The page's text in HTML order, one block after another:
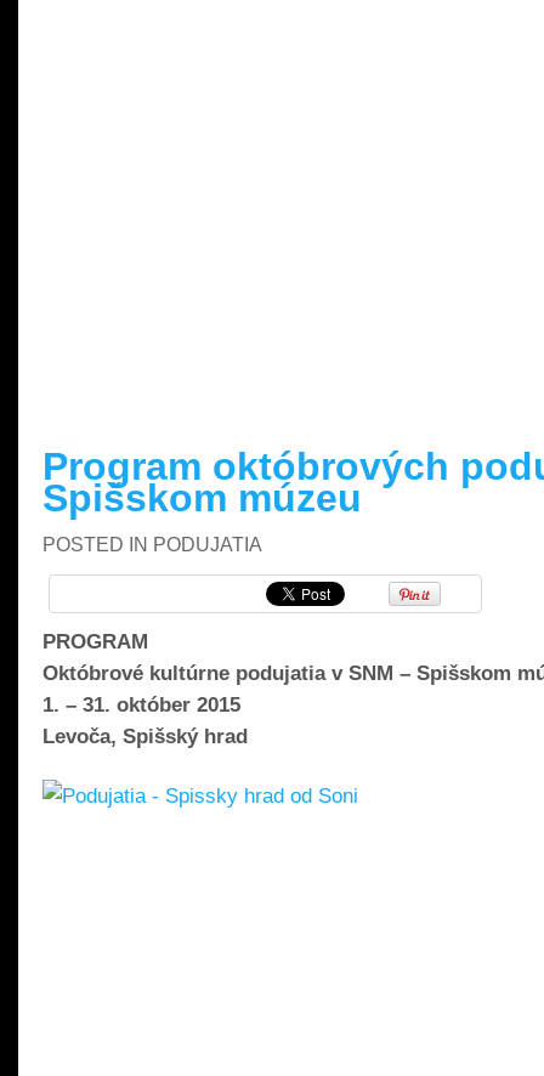
Program októbrových
Spišskom múzeu
POSTED IN PODUJATIA
PROGRAM
Októbrové kultúrne podujatia v SNM – Spišskom
1. – 31. október 2015
Levoča, Spišský hrad